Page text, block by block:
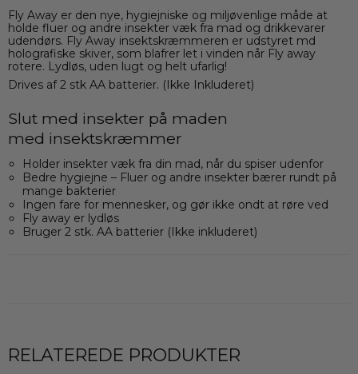
Fly Away er den nye, hygiejniske og miljøvenlige måde at
holde fluer og andre insekter væk fra mad og drikkevarer
udendørs. Fly Away insektskræmmeren er udstyret md
holografiske skiver, som blafrer let i vinden når Fly away
rotere. Lydløs, uden lugt og helt ufarlig!
Drives af 2 stk AA batterier. (Ikke Inkluderet)
Slut med insekter på maden
med insektskræmmer
Holder insekter væk fra din mad, når du spiser udenfor
Bedre hygiejne – Fluer og andre insekter bærer rundt på
mange bakterier
Ingen fare for mennesker, og gør ikke ondt at røre ved
Fly away er lydløs
Bruger 2 stk. AA batterier (Ikke inkluderet)
RELATEREDE PRODUKTER